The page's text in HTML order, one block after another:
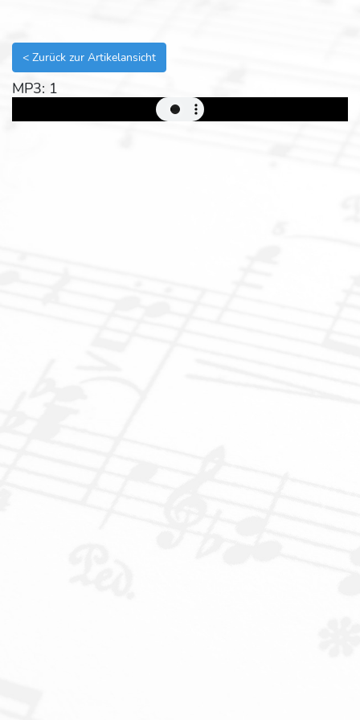
< Zurück zur Artikelansicht
MP3: 1